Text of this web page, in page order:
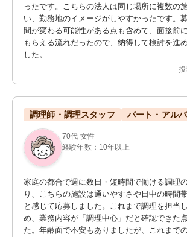
ったです。こちらの法人は同じ場所に複数の
い、勤務地のイメージがしやすかったです。
間が変わる可能性がある点も含めて、面接前
もらえる流れだったので、納得して検討を進
した。
調理師・調理スタッフ パート・アル
70代 女性
経験年数：10年以上
家庭の都合で週に数日・短時間で働ける調理
り、こちらの施設は通いやすさや日中の時間
と感じて応募しました。これまで調理を担当
め、業務内容が「調理中心」だと確認できた
た。年齢面で不安もありましたが、これまで